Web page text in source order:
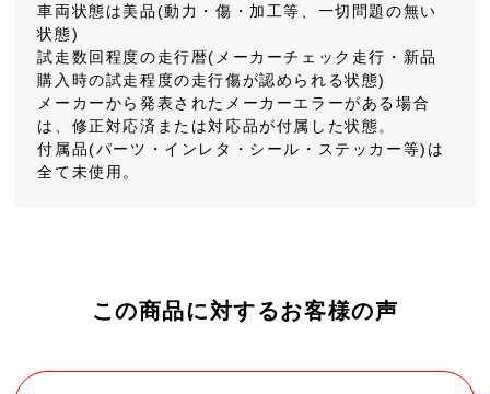
車両状態は美品(動力・傷・加工等、一切問題の無い
状態)
試走数回程度の走行暦(メーカーチェック走行・新品
購入時の試走程度の走行傷が認められる状態)
メーカーから発表されたメーカーエラーがある場合
は、修正対応済または対応品が付属した状態。
付属品(パーツ・インレタ・シール・ステッカー等)は
全て未使用。
この商品に対するお客様の声